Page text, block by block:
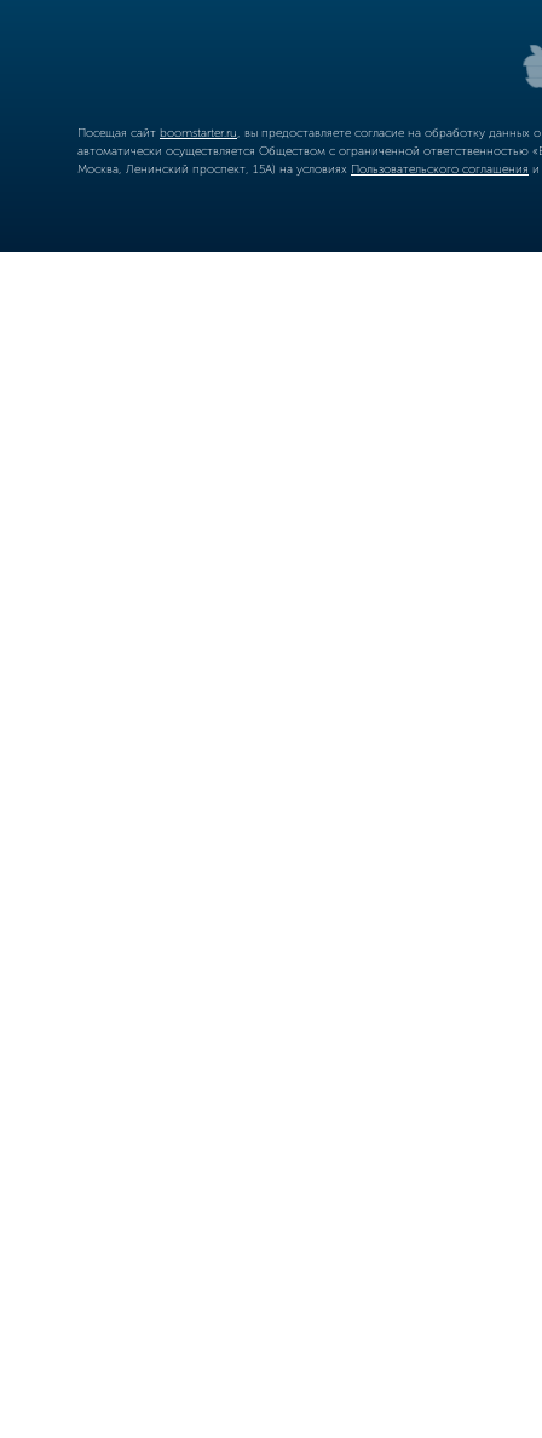
Посещая сайт boomstarter.ru , вы предоставляете согласие на обработку
автоматически осуществляется Обществом с ограниченной
Москва, Ленинский проспект, 15А) на условиях Пользовательского соглашения и